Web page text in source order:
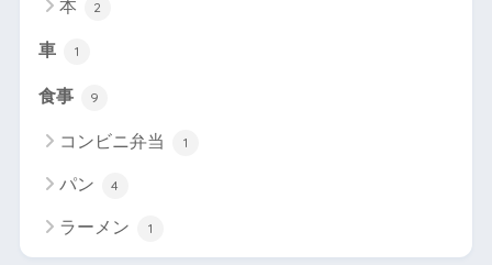
本 2
車 1
食事 9
コンビニ弁当 1
パン 4
ラーメン 1